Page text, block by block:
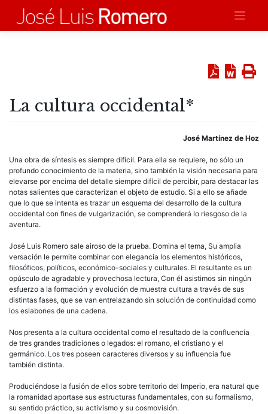
contenido
La cultura occidental*
José Martínez de Hoz
Una obra de síntesis es siempre difícil. Para ella se requiere, no sólo un
profundo conocimiento de la materia, sino también la visión necesaria para
elevarse por encima del detalle siempre difícil de percibir, para destacar las
notas salientes que caracterizan el objeto de estudio. Si a ello se añade
que lo que se intenta es trazar un esquema del desarrollo de la cultura
occidental con fines de vulgarización, se comprenderá lo riesgoso de la
aventura.
José Luis Romero sale airoso de la prueba. Domina el tema, Su amplia
versación le permite combinar con elegancia los elementos históricos,
filosóficos, políticos, económico-sociales y culturales. El resultante es un
opúsculo de agradable y provechosa lectura, Con él asistimos sin ningún
esfuerzo a la formación y evolución de muestra cultura a través de sus
distintas fases, que se van entrelazando sin solución de continuidad como
los eslabones de una cadena.
Nos presenta a la cultura occidental como el resultado de la confluencia
de tres grandes tradiciones o legados: el romano, el cristiano y el
germánico. Los tres poseen caracteres diversos y su influencia fue
también distinta.
Produciéndose la fusión de ellos sobre territorio del Imperio, era natural que
la romanidad aportase sus estructuras fundamentales, con su formalismo,
su sentido práctico, su activismo y su cosmovisión.